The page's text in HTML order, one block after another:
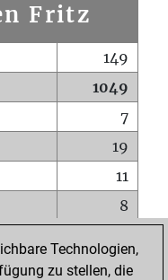
Fritz
149
1049
7
19
11
8
0
Technologien,
zu stellen, die